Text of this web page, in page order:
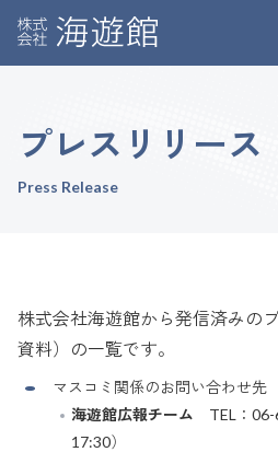
プレスリリース
Press Release
株式会社海遊館から発信済みの
資料）の一覧です。
マスコミ関係のお問い合わせ先
海遊館広報チーム TEL：06-
17:30）